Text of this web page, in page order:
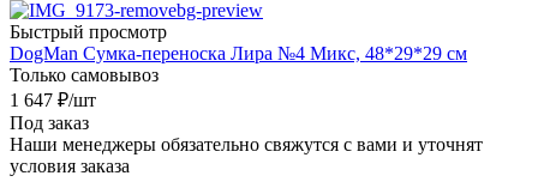
Быстрый просмотр
DogMan Сумка-переноска Лира №4 Микс, 48*29*29 см
Только самовывоз
1 647 ₽/шт
Под заказ
Наши менеджеры обязательно свяжутся с вами и уточнят
условия заказа